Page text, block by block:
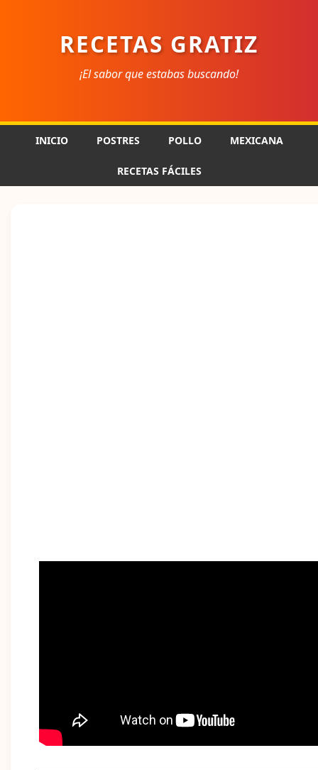
RECETAS GRATIZ
¡El sabor que estabas buscando!
INICIO POSTRES POLLO MEXICANA
RECETAS FÁCILES